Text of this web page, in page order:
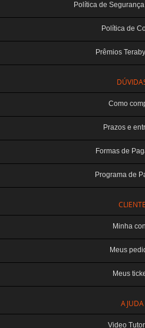
Política de
Política de
Prêmios
Como
Prazos e
Formas de
Programa de
CLIENTE
Minha
Meus
Meus
AJUDA
Video
TERABYTE ATACADO E VAREJO DE
CNPJ: 07.993.973/